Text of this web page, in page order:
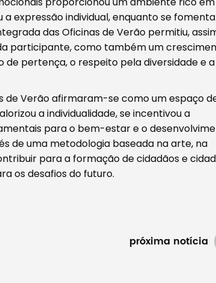
expressão individual, enquanto se
das Oficinas de Verão permitiu,
participante, como também um
pertença, o respeito pela diversidade e a
de Verão afirmaram-se como um espaço
a individualidade, se incentivou a
para o bem-estar e o
de uma metodologia baseada na arte, na
para a formação de cidadãos e
os desafios do futuro.
próxima notícia